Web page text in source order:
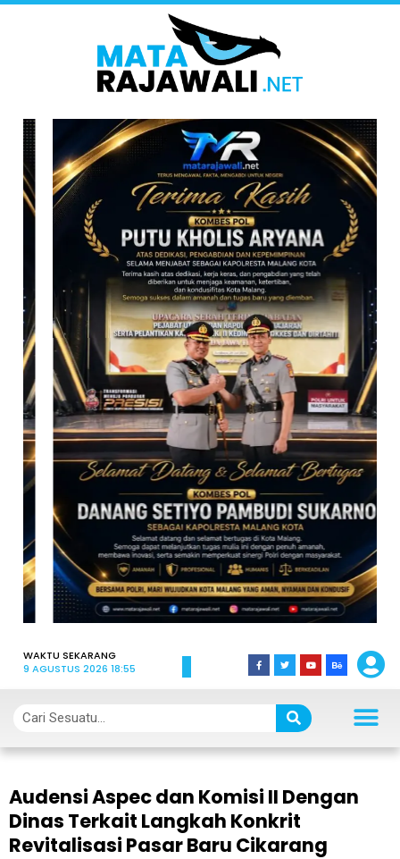
WAKTU SEKARANG
9 AGUSTUS 2026 18:55
Audensi Aspec dan Komisi II Dengan
Dinas Terkait Langkah Konkrit
Revitalisasi Pasar Baru Cikarang